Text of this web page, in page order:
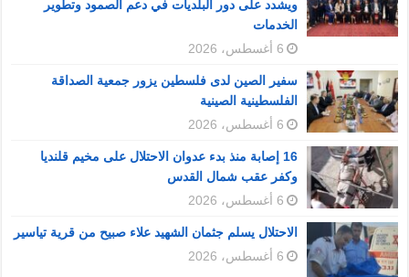
ويشدد على دور البلديات في دعم الصمود وتطوير
الخدمات
6 أغسطس، 2026
سفير الصين لدى فلسطين يزور جمعية الصداقة
الفلسطينية الصينية
6 أغسطس، 2026
16 إصابة منذ بدء عدوان الاحتلال على مخيم قلنديا
وكفر عقب شمال القدس
6 أغسطس، 2026
الاحتلال يسلم جثمان الشهيد علاء صبيح من قرية تياسير
6 أغسطس، 2026